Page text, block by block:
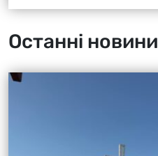
Останні новини